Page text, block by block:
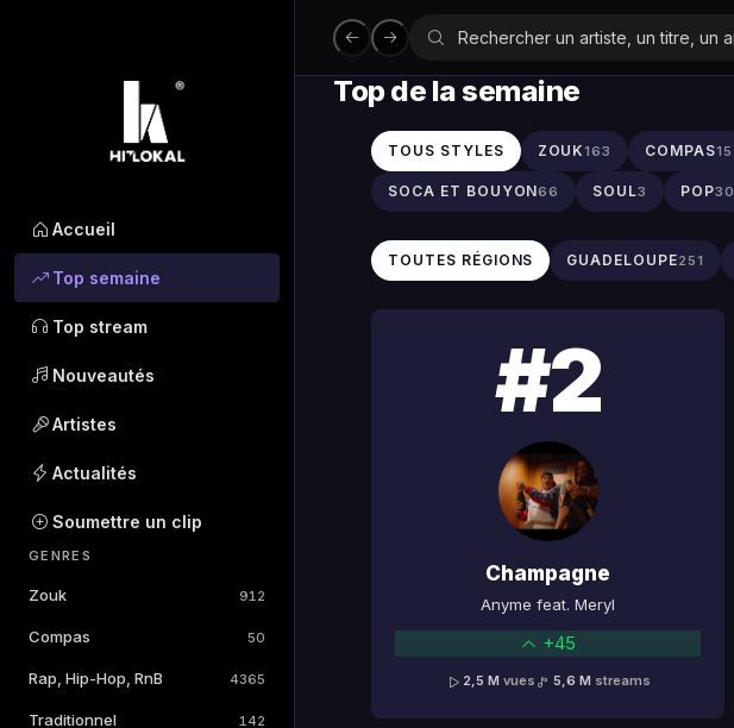
Accueil
Top semaine
Top stream
Nouveautés
Artistes
Actualités
Soumettre un clip
GENRES
Zouk 912
Compas 50
Rap, Hip-Hop, RnB 4365
Traditionnel 142
Top de la semaine
TOUS STYLES ZOUK163 COMPAS15
SOCA ET BOUYON66 SOUL3 POP30
TOUTES RÉGIONS GUADELOUPE251
#2
Champagne
Anyme feat. Meryl
+45
2,5 M vues 5,6 M streams